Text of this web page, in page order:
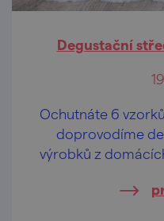
Degustační
Ochutnáte 6
doprovodíme
výrobků z